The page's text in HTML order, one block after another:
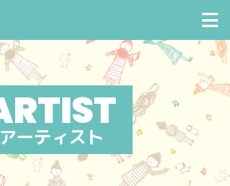
アーティスト